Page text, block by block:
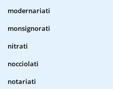
modernariati
monsignorati
nitrati
nocciolati
notariati